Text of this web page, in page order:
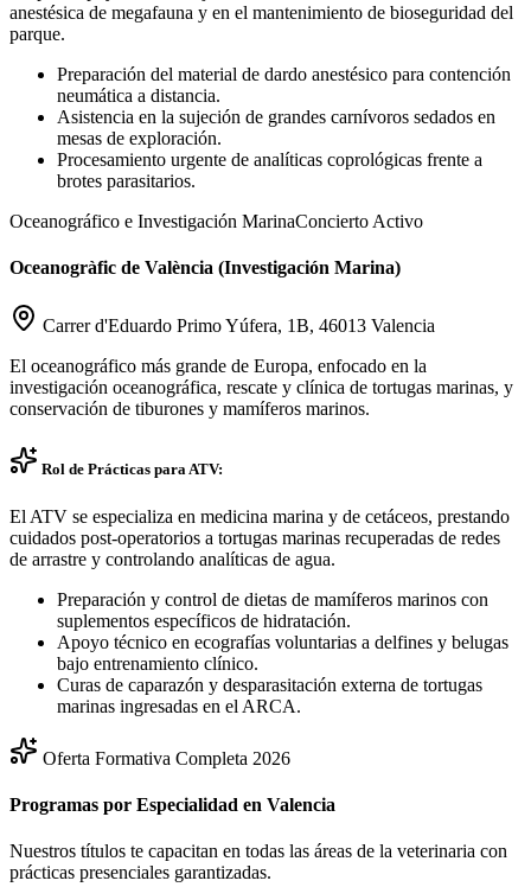
anestésica de megafauna y en el mantenimiento de bioseguridad del
parque.
Preparación del material de dardo anestésico para contención
neumática a distancia.
Asistencia en la sujeción de grandes carnívoros sedados en
mesas de exploración.
Procesamiento urgente de analíticas coprológicas frente a
brotes parasitarios.
Oceanográfico e Investigación MarinaConcierto Activo
Oceanogràfic de València (Investigación Marina)
Carrer d'Eduardo Primo Yúfera, 1B, 46013 Valencia
El oceanográfico más grande de Europa, enfocado en la
investigación oceanográfica, rescate y clínica de tortugas marinas, y
conservación de tiburones y mamíferos marinos.
Rol de Prácticas para ATV:
El ATV se especializa en medicina marina y de cetáceos, prestando
cuidados post-operatorios a tortugas marinas recuperadas de redes
de arrastre y controlando analíticas de agua.
Preparación y control de dietas de mamíferos marinos con
suplementos específicos de hidratación.
Apoyo técnico en ecografías voluntarias a delfines y belugas
bajo entrenamiento clínico.
Curas de caparazón y desparasitación externa de tortugas
marinas ingresadas en el ARCA.
Oferta Formativa Completa 2026
Programas por Especialidad en Valencia
Nuestros títulos te capacitan en todas las áreas de la veterinaria con
prácticas presenciales garantizadas.